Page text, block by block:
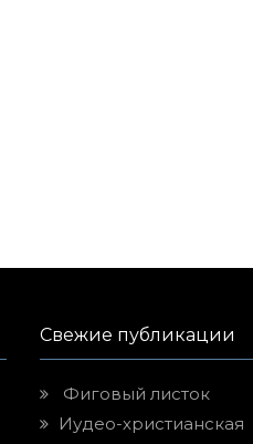
Свежие публикации
Фиговый листок
Иудео-христианская